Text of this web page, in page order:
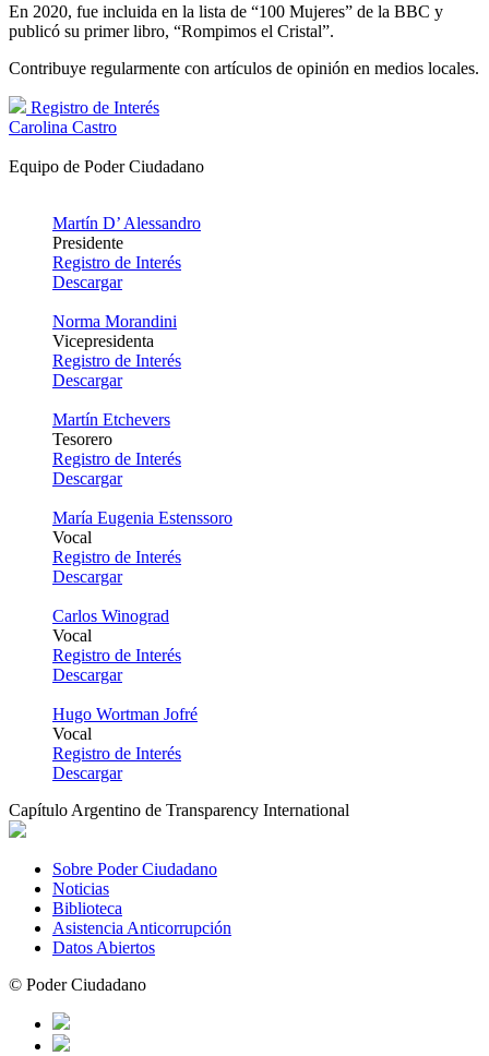
En 2020, fue incluida en la lista de “100 Mujeres” de la BBC y
publicó su primer libro, “Rompimos el Cristal”.
Contribuye regularmente con artículos de opinión en medios locales.
Registro de Interés
Carolina Castro
Equipo de Poder Ciudadano
Martín D’ Alessandro
Presidente
Registro de Interés
Descargar
Norma Morandini
Vicepresidenta
Registro de Interés
Descargar
Martín Etchevers
Tesorero
Registro de Interés
Descargar
María Eugenia Estenssoro
Vocal
Registro de Interés
Descargar
Carlos Winograd
Vocal
Registro de Interés
Descargar
Hugo Wortman Jofré
Vocal
Registro de Interés
Descargar
Capítulo Argentino de Transparency International
Sobre Poder Ciudadano
Noticias
Biblioteca
Asistencia Anticorrupción
Datos Abiertos
© Poder Ciudadano